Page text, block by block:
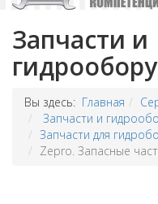
Запчасти и
Вы здесь: Главная
Запчасти и
Запчасти для
Zepro. Запасные